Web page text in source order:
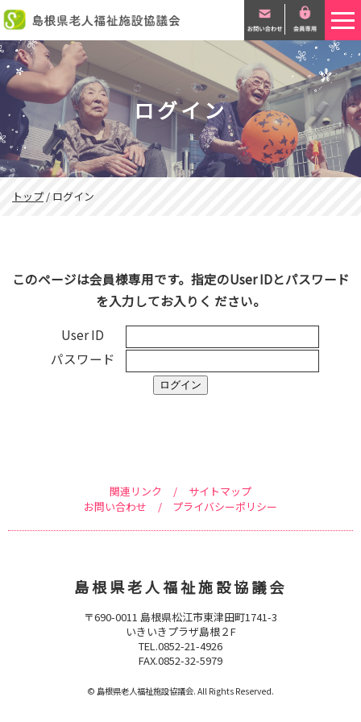
このページの本文へ
ログイン
現
トップ / ログイン
このページは会員様専用です。指定のUser IDとパスワード
を入力してお入りく ださい。
User ID
パスワード
ログイン
関連リンク /
サイトマップ
お問い合わせ
/ プライバシーポリシー
島根県老人福祉施設協議会
〒690-0011 島根県松江市東津田町1741-3
いきいきプラザ島根２F
TEL.0852-21-4926
FAX.0852-32-5979
© 島根県老人福祉施設協議会. All Rights Reserved.